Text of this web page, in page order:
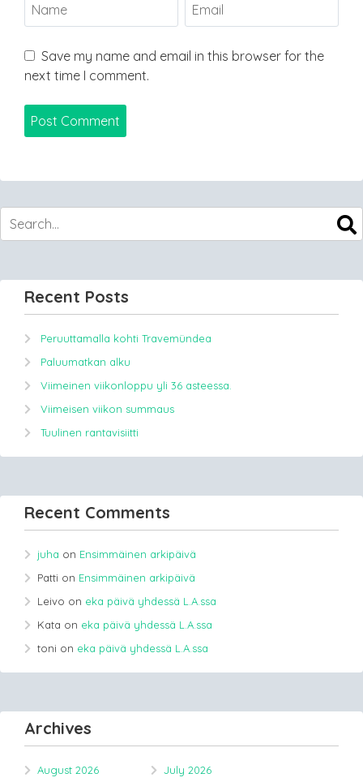
Save my name and email in this browser for the
next time I comment.
Recent Posts
Peruuttamalla kohti Travemündea
Paluumatkan alku
Viimeinen viikonloppu yli 36 asteessa.
Viimeisen viikon summaus
Tuulinen rantavisiitti
Recent Comments
juha on Ensimmäinen arkipäivä
Patti on Ensimmäinen arkipäivä
Leivo on eka päivä yhdessä L.A.ssa
Kata on eka päivä yhdessä L.A.ssa
toni on eka päivä yhdessä L.A.ssa
Archives
August 2026
July 2026